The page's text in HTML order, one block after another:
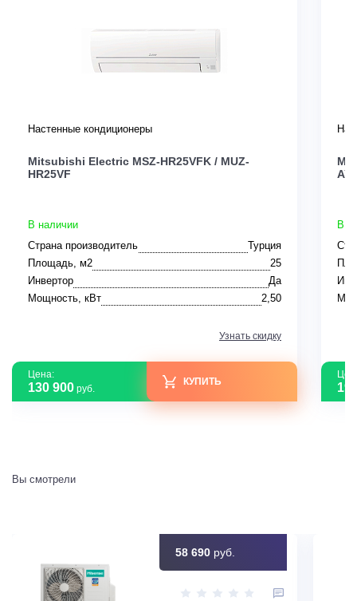
Настенные кондиционеры
Mitsubishi Electric MSZ-HR25VFK / MUZ-
HR25VF
В наличии
Страна производитель
Турция
Площадь, м2
25
Инвертор
Да
Мощность, кВт
2,50
Узнать скидку
Цена:
130 900 руб.
КУПИТЬ
В
Вы смотрели
58 690 руб.